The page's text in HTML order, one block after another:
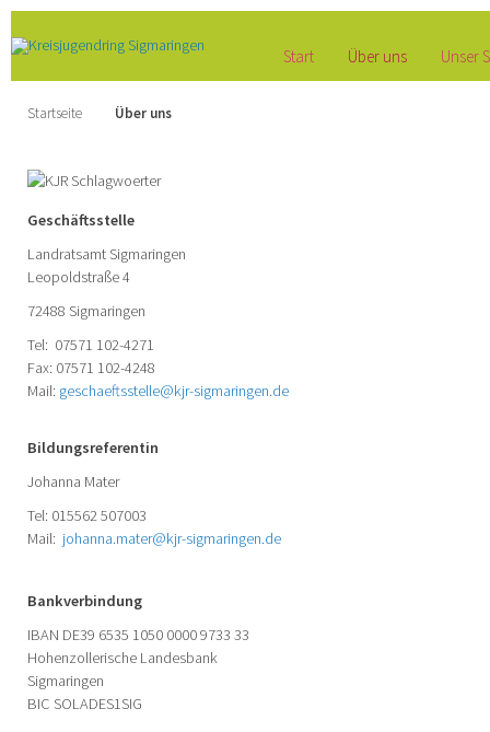
Start Über uns Unser
Startseite Über uns
Geschäftsstelle
Landratsamt Sigmaringen
Leopoldstraße 4
72488 Sigmaringen
Tel: 07571 102-4271
Fax: 07571 102-4248
Mail: geschaeftsstelle@kjr-sigmaringen.de
Bildungsreferentin
Johanna Mater
Tel: 015562 507003
Mail: johanna.mater@kjr-sigmaringen.de
Bankverbindung
IBAN DE39 6535 1050 0000 9733 33
Hohenzollerische Landesbank
Sigmaringen
BIC SOLADES1SIG